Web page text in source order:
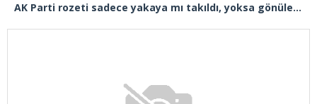
AK Parti rozeti sadece yakaya mı takıldı, yoksa gönüle takılmadı mı?